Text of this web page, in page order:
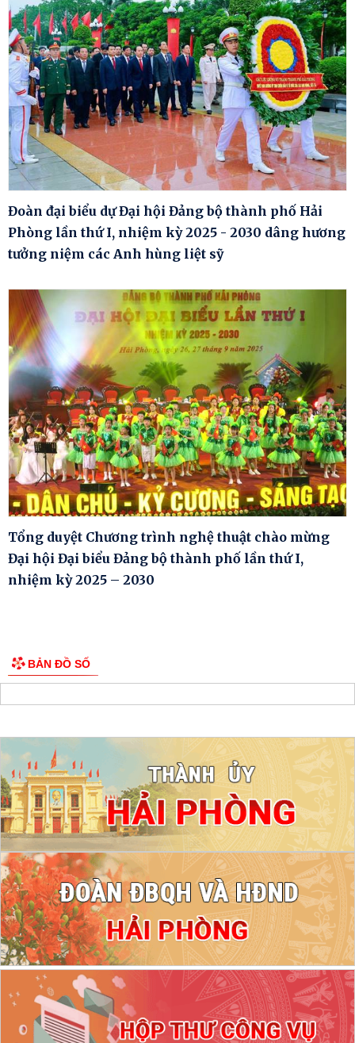
Đoàn đại biểu dự Đại hội Đảng bộ thành phố Hải
Phòng lần thứ I, nhiệm kỳ 2025 - 2030 dâng hương
tưởng niệm các Anh hùng liệt sỹ
Tổng duyệt Chương trình nghệ thuật chào mừng
Đại hội Đại biểu Đảng bộ thành phố lần thứ I,
nhiệm kỳ 2025 – 2030
BẢN ĐỒ SỐ